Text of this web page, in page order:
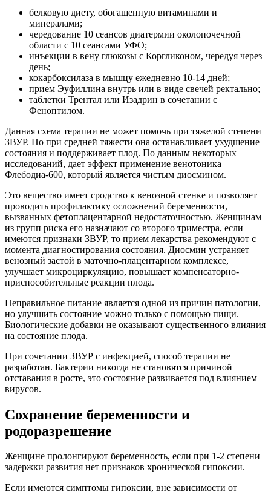
белковую диету, обогащенную витаминами и
минералами;
чередование 10 сеансов диатермии околопочечной
области с 10 сеансами УФО;
инъекции в вену глюкозы с Коргликоном, чередуя через
день;
кокарбоксилаза в мышцу ежедневно 10-14 дней;
прием Эуфиллина внутрь или в виде свечей ректально;
таблетки Трентал или Изадрин в сочетании с
Феноптилом.
Данная схема терапии не может помочь при тяжелой степени
ЗВУР. Но при средней тяжести она останавливает ухудшение
состояния и поддерживает плод. По данным некоторых
исследований, дает эффект применение венотоника
Флебодиа-600, который является чистым диосмином.
Это вещество имеет сродство к венозной стенке и позволяет
проводить профилактику осложнений беременности,
вызванных фетоплацентарной недостаточностью. Женщинам
из групп риска его назначают со второго триместра, если
имеются признаки ЗВУР, то прием лекарства рекомендуют с
момента диагностирования состояния. Диосмин устраняет
венозный застой в маточно-плацентарном комплексе,
улучшает микроциркуляцию, повышает компенсаторно-
приспособительные реакции плода.
Неправильное питание является одной из причин патологии,
но улучшить состояние можно только с помощью пищи.
Биологические добавки не оказывают существенного влияния
на состояние плода.
При сочетании ЗВУР с инфекцией, способ терапии не
разработан. Бактерии никогда не становятся причиной
отставания в росте, это состояние развивается под влиянием
вирусов.
Сохранение беременности и
родоразрешение
Женщине пролонгируют беременность, если при 1-2 степени
задержки развития нет признаков хронической гипоксии.
Если имеются симптомы гипоксии, вне зависимости от